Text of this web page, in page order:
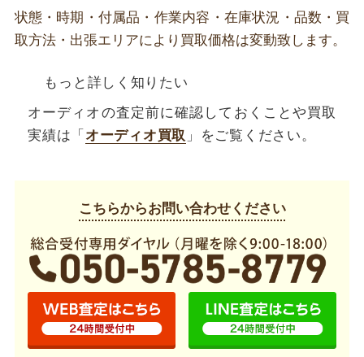
状態・時期・付属品・作業内容・在庫状況・品数・買
取方法・出張エリアにより買取価格は変動致します。
もっと詳しく知りたい
オーディオの査定前に確認しておくことや買取
実績は「 オーディオ買取 」をご覧ください。
こちらからお問い合わせください